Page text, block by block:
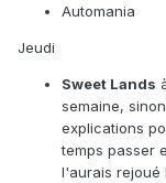
Automania
Jeudi
Sweet Lands
semaine,
explications
temps passer
l'aurais rejoué